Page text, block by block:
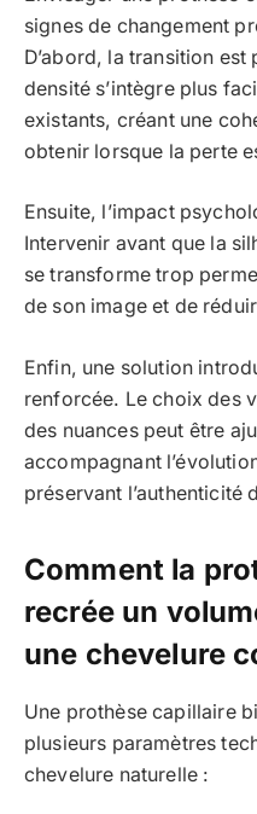
signes de changement
D’abord, la transition
densité s’intègre plus
existants, créant une
obtenir lorsque la perte
Ensuite, l’impact
Intervenir avant que la
se transforme trop
de son image et de
Enfin, une solution
renforcée. Le choix des
des nuances peut être
accompagnant
préservant l’authenticité
Comment la
recrée un
une chevelure
Une prothèse capillaire
plusieurs paramètres
chevelure naturelle :